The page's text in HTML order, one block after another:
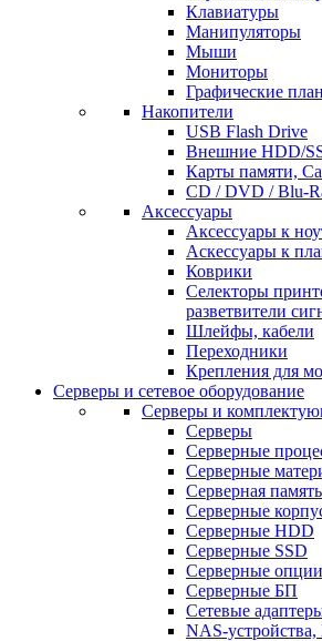
Клавиатуры
Манипуляторы
Мыши
Мониторы
Графические
Накопители
USB Flash Drive
Внешние HDD/
Карты памяти,
CD / DVD / Blu-
Аксессуары
Аксессуары к
Аскессуары к
Коврики
Селекторы
разветвители
Шлейфы, кабели
Переходники
Крепления для
Серверы и сетевое оборудование
Серверы и
Серверы
Серверные
Серверные
Серверная память
Серверные
Серверные HDD
Серверные SSD
Серверные опции
Серверные БП
Сетевые
NAS-устройства,